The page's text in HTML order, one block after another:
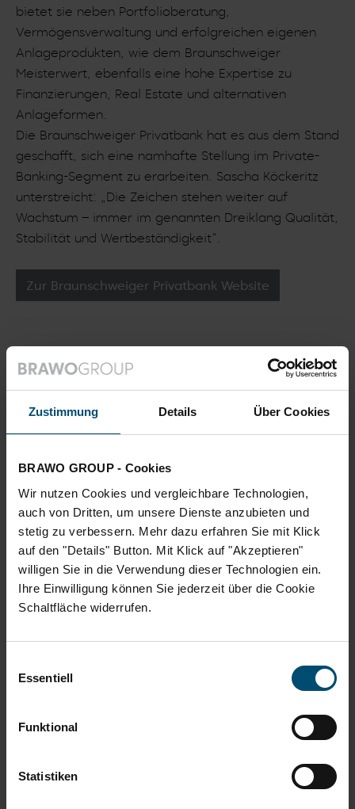
Zustimmung Details Über Cookies
BRAWO GROUP - Cookies
Wir nutzen Cookies und vergleichbare Technologien,
auch von Dritten, um unsere Dienste anzubieten und
stetig zu verbessern. Mehr dazu erfahren Sie mit Klick
auf den "Details" Button. Mit Klick auf "Akzeptieren"
willigen Sie in die Verwendung dieser Technologien ein.
Ihre Einwilligung können Sie jederzeit über die Cookie
Schaltfläche widerrufen.
Essentiell
Funktional
Statistiken
bietet sie neben Portfolioberatung,
Vermögensverwaltung und erfolgreichen eigenen
Anlageprodukten, wie dem Braunschweiger
Meisterwert, ebenfalls eine hohe Expertise zu
Finanzierungen, Real Estate und alternativen
Anlageformen.
Die Braunschweiger Privatbank hat es aus dem Stand
geschafft, sich eine namhafte Stellung im Private-
Banking-Segment zu erarbeiten. Sascha Köckeritz
unterstreicht: „Die Zeichen stehen weiter auf
Wachstum – immer im genannten Dreiklang Qualität,
Stabilität und Wertbeständigkeit“.
Zur Braunschweiger Privatbank Website
Video
Bitte akzeptieren Sie die Marketing-Cookies, um
dieses Video anzusehen.
Zur Übersicht